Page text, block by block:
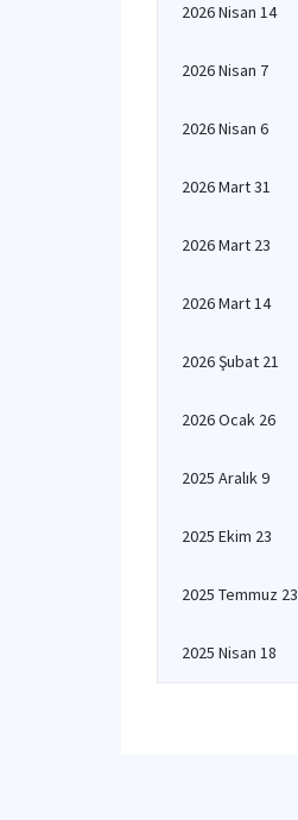
2026 Nisan 14
2026 Nisan 7
2026 Nisan 6
2026 Mart 31
2026 Mart 23
2026 Mart 14
2026 Şubat 21
2026 Ocak 26
2025 Aralık 9
2025 Ekim 23
2025 Temmuz 23
2025 Nisan 18